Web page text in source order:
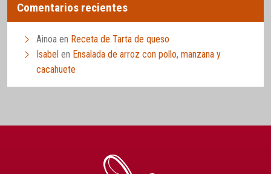
Comentarios recientes
Ainoa en Receta de Tarta de queso
Isabel en Ensalada de arroz con pollo, manzana y
cacahuete